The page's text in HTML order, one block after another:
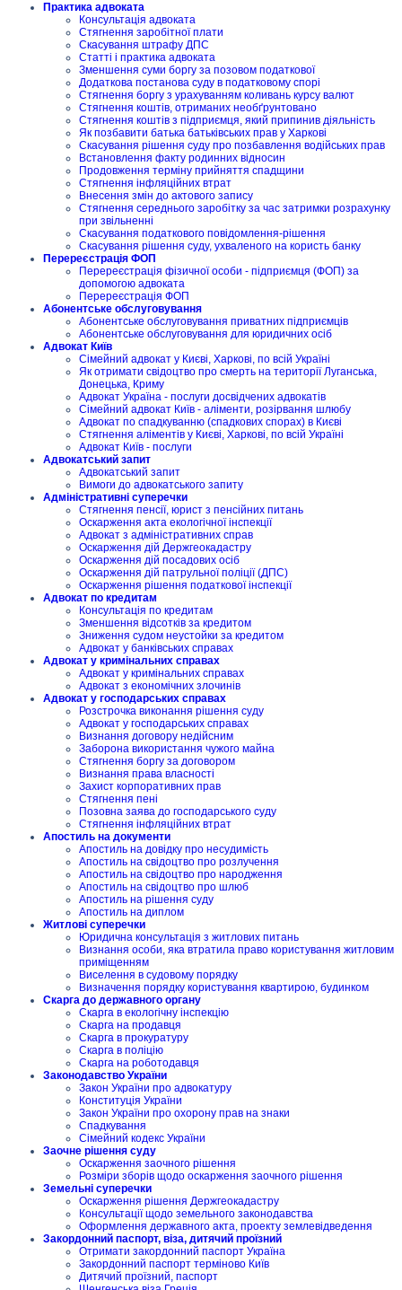
Практика адвоката
Консультація адвоката
Стягнення заробітної плати
Скасування штрафу ДПС
Статті і практика адвоката
Зменшення суми боргу за позовом податкової
Додаткова постанова суду в податковому спорі
Стягнення боргу з урахуванням коливань курсу валют
Стягнення коштів, отриманих необґрунтовано
Стягнення коштів з підприємця, який припинив діяльність
Як позбавити батька батьківських прав у Харкові
Скасування рішення суду про позбавлення водійських прав
Встановлення факту родинних відносин
Продовження терміну прийняття спадщини
Стягнення інфляційних втрат
Внесення змін до актового запису
Стягнення середнього заробітку за час затримки розрахунку
при звільненні
Скасування податкового повідомлення-рішення
Скасування рішення суду, ухваленого на користь банку
Перереєстрація ФОП
Перереєстрація фізичної особи - підприємця (ФОП) за
допомогою адвоката
Перереєстрація ФОП
Абонентське обслуговування
Абонентське обслуговування приватних підприємців
Абонентське обслуговування для юридичних осіб
Адвокат Київ
Сімейний адвокат у Києві, Харкові, по всій Україні
Як отримати свідоцтво про смерть на території Луганська,
Донецька, Криму
Адвокат Україна - послуги досвідчених адвокатів
Сімейний адвокат Київ - аліменти, розірвання шлюбу
Адвокат по спадкуванню (спадкових спорах) в Києві
Стягнення аліментів у Києві, Харкові, по всій Україні
Адвокат Київ - послуги
Адвокатський запит
Адвокатський запит
Вимоги до адвокатського запиту
Адміністративні суперечки
Стягнення пенсії, юрист з пенсійних питань
Оскарження акта екологічної інспекції
Адвокат з адміністративних справ
Оскарження дій Держгеокадастру
Оскарження дій посадових осіб
Оскарження дій патрульної поліції (ДПС)
Оскарження рішення податкової інспекції
Адвокат по кредитам
Консультація по кредитам
Зменшення відсотків за кредитом
Зниження судом неустойки за кредитом
Адвокат у банківських справах
Адвокат у кримінальних справах
Адвокат у кримінальних справах
Адвокат з економічних злочинів
Адвокат у господарських справах
Розстрочка виконання рішення суду
Адвокат у господарських справах
Визнання договору недійсним
Заборона використання чужого майна
Стягнення боргу за договором
Визнання права власності
Захист корпоративних прав
Стягнення пені
Позовна заява до господарського суду
Стягнення інфляційних втрат
Апостиль на документи
Апостиль на довідку про несудимість
Апостиль на свідоцтво про розлучення
Апостиль на свідоцтво про народження
Апостиль на свідоцтво про шлюб
Апостиль на рішення суду
Апостиль на диплом
Житлові суперечки
Юридична консультація з житлових питань
Визнання особи, яка втратила право користування житловим
приміщенням
Виселення в судовому порядку
Визначення порядку користування квартирою, будинком
Скарга до державного органу
Скарга в екологічну інспекцію
Скарга на продавця
Скарга в прокуратуру
Скарга в поліцію
Скарга на роботодавця
Законодавство України
Закон України про адвокатуру
Конституція України
Закон України про охорону прав на знаки
Спадкування
Сімейний кодекс України
Заочне рішення суду
Оскарження заочного рішення
Розміри зборів щодо оскарження заочного рішення
Земельні суперечки
Оскарження рішення Держгеокадастру
Консультації щодо земельного законодавства
Оформлення державного акта, проекту землевідведення
Закордонний паспорт, віза, дитячий проїзний
Отримати закордонний паспорт Україна
Закордонний паспорт терміново Київ
Дитячий проїзний, паспорт